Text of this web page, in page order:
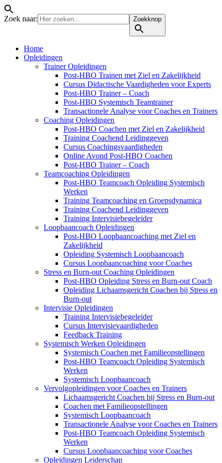
Zoek naar: Zoekknop
Home
Opleidingen
Trainer Opleidingen
Post-HBO Trainen met Ziel en Zakelijkheid
Cursus Didactische Vaardigheden voor Experts
Post-HBO Trainer – Coach
Post-HBO Systemisch Teamtrainer
Transactionele Analyse voor Coaches en Trainers
Coaching Opleidingen
Post-HBO Coachen met Ziel en Zakelijkheid
Training Coachend Leidinggeven
Cursus Coachingsvaardigheden
Online Avond Post-HBO Coachen
Post-HBO Trainer – Coach
Teamcoaching Opleidingen
Post-HBO Teamcoach Opleiding Systemisch
Werken
Training Teamcoaching en Groepsdynamica
Training Coachend Leidinggeven
Training Intervisiebegeleider
Loopbaancoach Opleidingen
Post-HBO Loopbaancoaching met Ziel en
Zakelijkheid
Opleiding Systemisch Loopbaancoach
Cursus Loopbaancoaching voor Coaches
Stress en Burn-out Coaching Opleidingen
Post-HBO Opleiding Stress en Burn-out Coach
Opleiding Lichaamsgericht Coachen bij Stress en
Burn-out
Intervisie Opleidingen
Training Intervisiebegeleider
Cursus Intervisievaardigheden
Feedback Training
Systemisch Werken Opleidingen
Systemisch Coachen met Familieopstellingen
Post-HBO Teamcoach Opleiding Systemisch
Werken
Systemisch Loopbaancoach
Vervolgopleidingen voor Coaches en Trainers
Lichaamsgericht Coachen bij Stress en Burn-out
Coachen met Familieopstellingen
Systemisch Loopbaancoach
Transactionele Analyse voor Coaches en Trainers
Post-HBO Teamcoach Opleiding Systemisch
Werken
Cursus Loopbaancoaching voor Coaches
Opleidingen Leiderschap